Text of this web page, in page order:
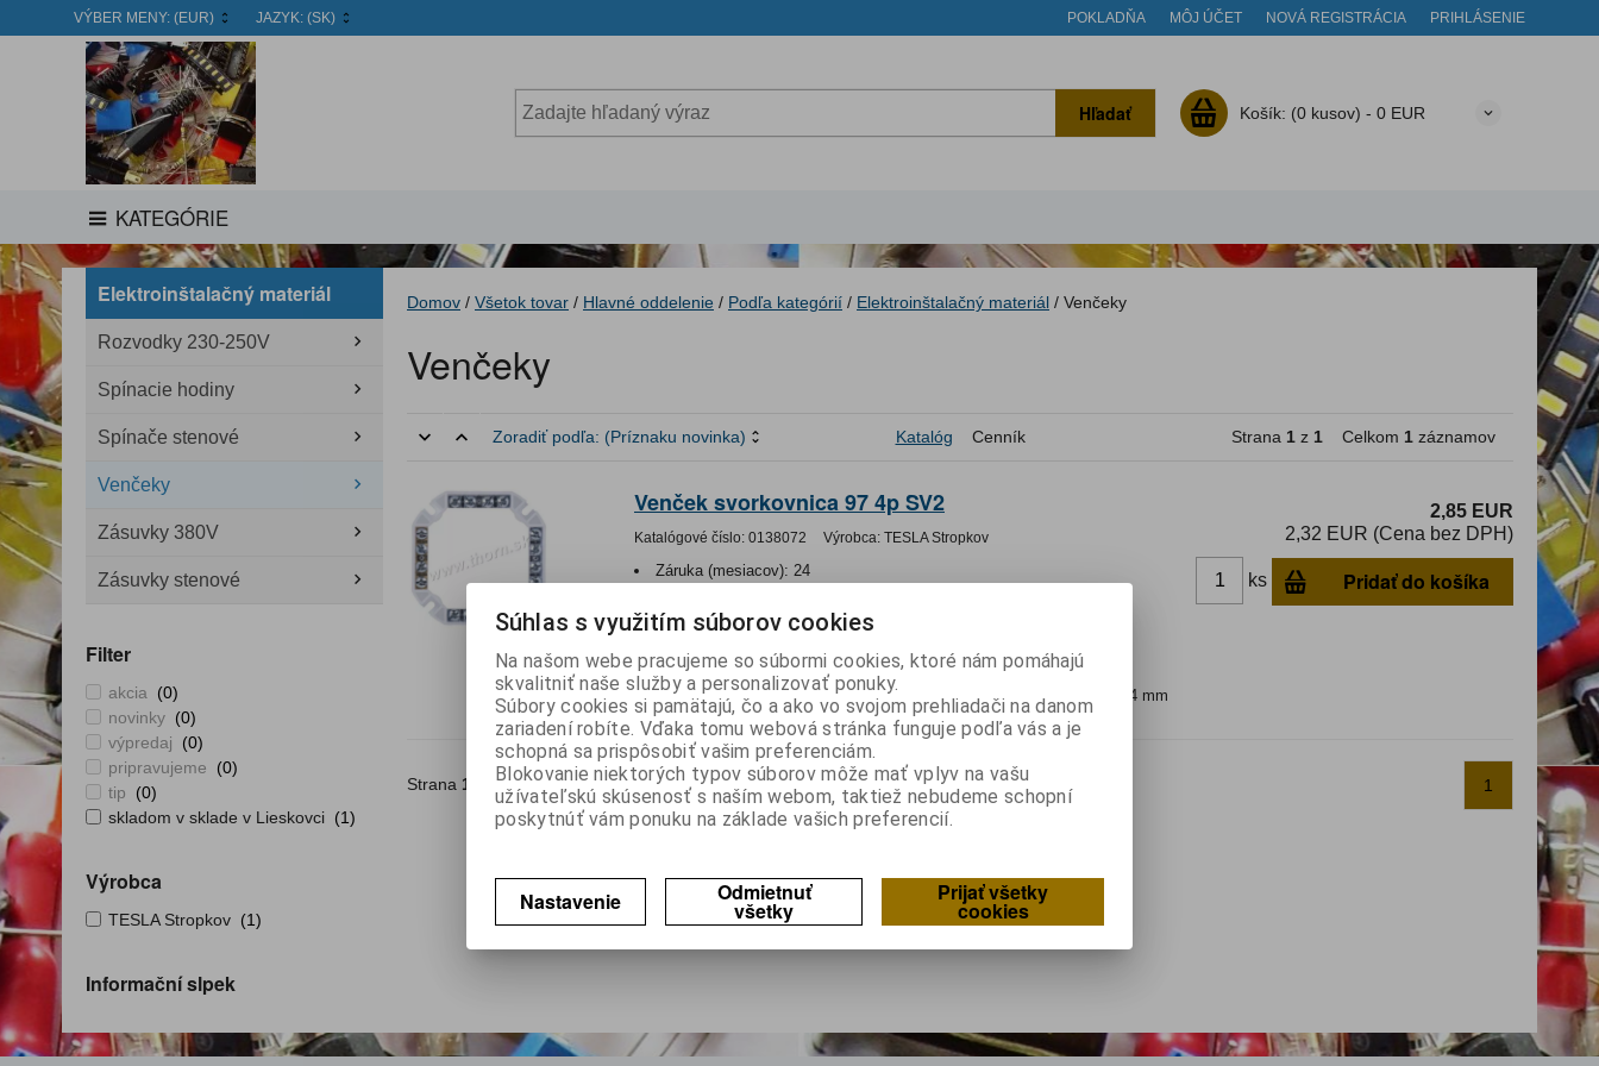
VÝBER MENY: (EUR) JAZYK: (SK) POKLADŇA MÔJ ÚČET NOVÁ REGISTRÁCIA PRIHLÁSENIE
Hľadať Košík: (0 kusov) - 0 EUR
KATEGÓRIE
Elektroinštalačný materiál
Rozvodky 230-250V
Spínacie hodiny
Spínače stenové
Venčeky
Zásuvky 380V
Zásuvky stenové
Filter
akcia
(0)
novinky (0)
výpredaj
(0)
pripravujeme
(0)
tip
(0)
skladom v sklade v Lieskovci (1)
Výrobca
TESLA Stropkov (1)
Informační slpek
Domov / Všetok tovar / Hlavné oddelenie / Podľa kategórií / Elektroinštalačný materiál / Venčeky
Venčeky
Zoradiť podľa: (Príznaku novinka) Katalóg Cenník Strana 1 z 1 Celkom 1 záznamov
Venček svorkovnica 97 4p SV2
Katalógové číslo: 0138072 Výrobca: TESLA Stropkov
Záruka (mesiacov): 24
Hmotnosť:0,041 kg
EAN:8585001508028
produkt krabicová svorkovnica plastová, štvorpólová pre prierez vodiča 4 mm
prúd...
2,85 EUR
2,32 EUR (Cena bez DPH)
ks Pridať do košíka
Strana 1 1Celkom1 záznamov 1
Súhlas s využitím súborov cookies
Na našom webe pracujeme so súbormi cookies, ktoré nám pomáhajú
skvalitniť naše služby a personalizovať ponuky.
Súbory cookies si pamätajú, čo a ako vo svojom prehliadači na danom
zariadení robíte. Vďaka tomu webová stránka funguje podľa vás a je
schopná sa prispôsobiť vašim preferenciám.
Blokovanie niektorých typov súborov môže mať vplyv na vašu
užívateľskú skúsenosť s naším webom, taktiež nebudeme schopní
poskytnúť vám ponuku na základe vašich preferencií.
Nastavenie Odmietnuť
všetky
Prijať všetky
cookies